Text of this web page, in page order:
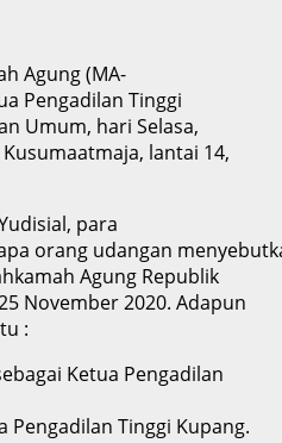
Agung (MA-
Pengadilan Tinggi
Umum, hari Selasa,
lantai 14,
para
orang udangan
Agung Republik
November 2020. Adapun
:
Ketua Pengadilan
Pengadilan Tinggi Kupang.